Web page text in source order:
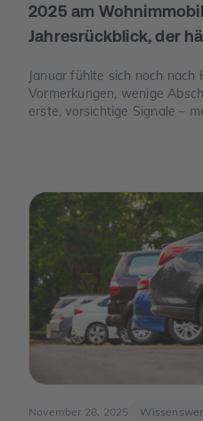
2025 am
Jahresrückblick, der
Januar fühlte sich noch nach
Vormerkungen, wenige
erste, vorsichtige Signale –
mehr „Was ist wirklich
November 28, 2025